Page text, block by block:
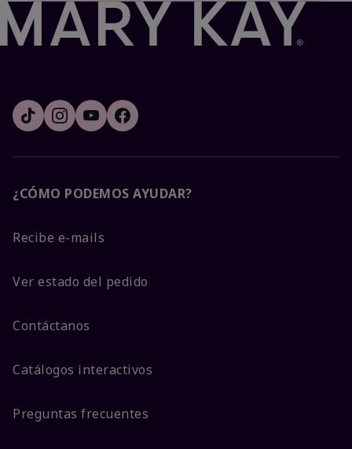
¿CÓMO PODEMOS AYUDAR?
Recibe e-mails
Ver estado del pedido
Contáctanos
Catálogos interactivos
Preguntas frecuentes